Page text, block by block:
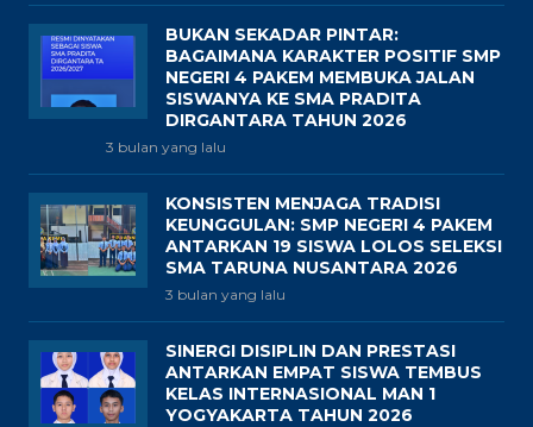
BUKAN SEKADAR PINTAR:
BAGAIMANA KARAKTER POSITIF SMP
NEGERI 4 PAKEM MEMBUKA JALAN
SISWANYA KE SMA PRADITA
DIRGANTARA TAHUN 2026
3 bulan yang lalu
KONSISTEN MENJAGA TRADISI
KEUNGGULAN: SMP NEGERI 4 PAKEM
ANTARKAN 19 SISWA LOLOS SELEKSI
SMA TARUNA NUSANTARA 2026
3 bulan yang lalu
SINERGI DISIPLIN DAN PRESTASI
ANTARKAN EMPAT SISWA TEMBUS
KELAS INTERNASIONAL MAN 1
YOGYAKARTA TAHUN 2026